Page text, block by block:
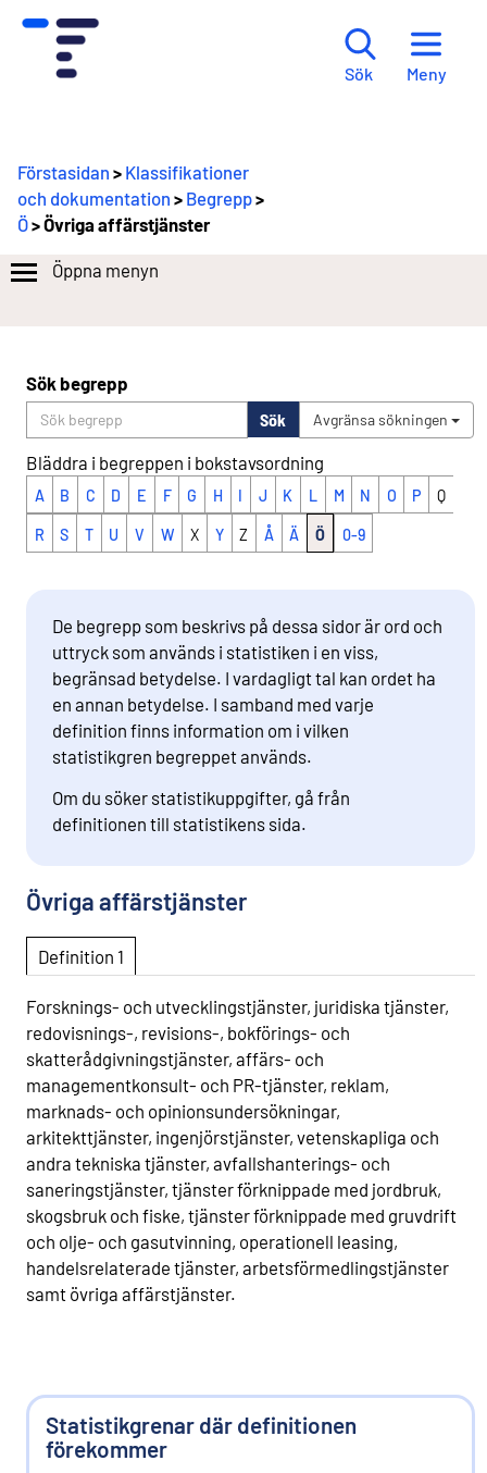
Sök Meny
Förstasidan > Klassifikationer
och dokumentation > Begrepp>
Ö> Övriga affärstjänster
Öppna menyn
Sök begrepp
Sök Avgränsa sökningen
Bläddra i begreppen i bokstavsordning
A B C D E F G H I J K L M N O P Q
R S T U V W X Y Z Å Ä Ö 0-9
De begrepp som beskrivs på dessa sidor är ord och
uttryck som används i statistiken i en viss,
begränsad betydelse. I vardagligt tal kan ordet ha
en annan betydelse. I samband med varje
definition finns information om i vilken
statistikgren begreppet används.
Om du söker statistikuppgifter, gå från
definitionen till statistikens sida.
Övriga affärstjänster
Definition 1
Forsknings- och utvecklingstjänster, juridiska tjänster,
redovisnings-, revisions-, bokförings- och
skatterådgivningstjänster, affärs- och
managementkonsult- och PR-tjänster, reklam,
marknads- och opinionsundersökningar,
arkitekttjänster, ingenjörstjänster, vetenskapliga och
andra tekniska tjänster, avfallshanterings- och
saneringstjänster, tjänster förknippade med jordbruk,
skogsbruk och fiske, tjänster förknippade med gruvdrift
och olje- och gasutvinning, operationell leasing,
handelsrelaterade tjänster, arbetsförmedlingstjänster
samt övriga affärstjänster.
Statistikgrenar där definitionen
förekommer